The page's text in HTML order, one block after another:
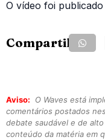
O vídeo foi
Compartilhe:
Aviso:
O Waves está
comentários postados
debate saudável e de
conteúdo da matéria em